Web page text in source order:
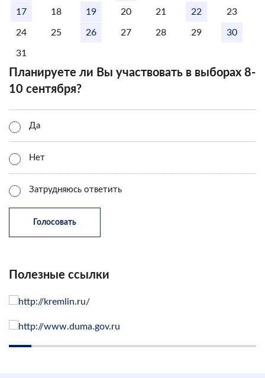
17 18 19 20 21 22 23
24 25 26 27 28 29 30
31
Планируете ли Вы участвовать в выборах 8-
10 сентября?
Да
Нет
Затрудняюсь ответить
Полезные ссылки